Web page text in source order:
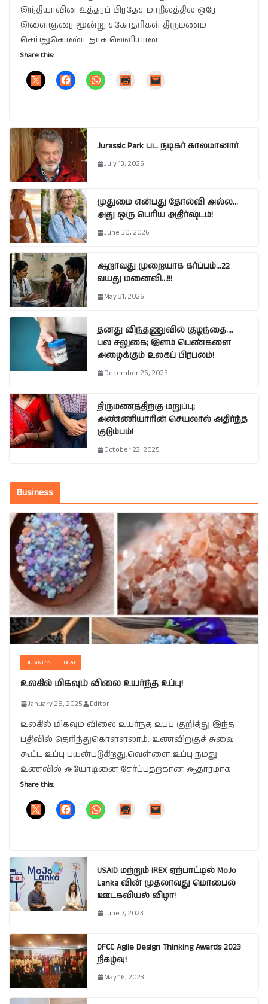
இந்தியாவின் உத்தரப் பிரதேச மாநிலத்தில் ஒரே
இளைஞரை மூன்று சகோதரிகள் திருமணம்
செய்துகொண்டதாக வெளியான
Share this:
Jurassic Park பட நடிகர் காலமானார்
July 13, 2026
முதுமை என்பது தோல்வி அல்ல…
அது ஒரு பெரிய அதிர்ஷ்டம்!
June 30, 2026
ஆறாவது முறையாக கர்ப்பம்…22
வயது மனைவி…!!!
May 31, 2026
தனது விந்தணுவில் குழந்தை….
பல சலுகை; இளம் பெண்களை
அழைக்கும் உலகப் பிரபலம்!
December 26, 2025
திருமணத்திற்கு மறுப்பு;
அண்ணியாரின் செயலால் அதிர்ந்த
குடும்பம்!
October 22, 2025
Business
BUSINESS LOCAL
உலகில் மிகவும் விலை உயர்ந்த உப்பு!
January 28, 2025 Editor
உலகில் மிகவும் விலை உயர்ந்த உப்பு குறித்து இந்த
பதிவில் தெரிந்துகொள்ளலாம். உணவிற்குச் சுவை
கூட்ட உப்பு பயன்படுகிறது.வெள்ளை உப்பு நமது
உணவில் அயோடினை சேர்ப்பதற்கான ஆதாரமாக
Share this:
USAID மற்றும் IREX ஏற்பாட்டில் MoJo
Lanka வின் முதலாவது மொபைல்
ஊடகவியல் விழா!
June 7, 2023
DFCC Agile Design Thinking Awards 2023
நிகழ்வு!
May 16, 2023